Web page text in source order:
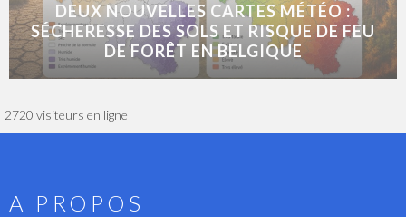
DEUX NOUVELLES CARTES MÉTÉO :
SÉCHERESSE DES SOLS ET RISQUE DE FEU
DE FORÊT EN BELGIQUE
2720 visiteurs en ligne
A PROPOS